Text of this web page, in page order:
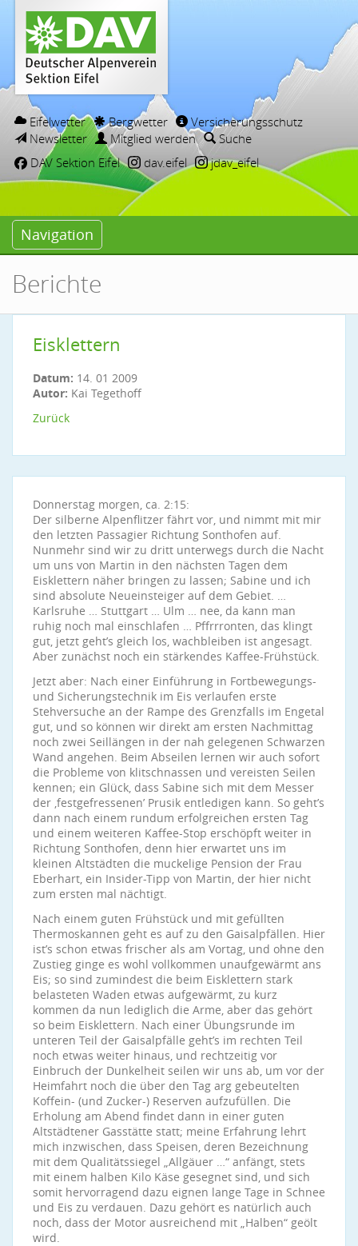
Eifelwetter Bergwetter
Versicherungsschutz
Newsletter
Mitglied werden
Suche
DAV Sektion Eifel
dav.eifel jdav_eifel
Navigation
Berichte
Eisklettern
Datum: 14. 01 2009
Autor: Kai Tegethoff
Zurück
Donnerstag morgen, ca. 2:15:
Der silberne Alpenflitzer fährt vor, und nimmt mit mir
den letzten Passagier Richtung Sonthofen auf.
Nunmehr sind wir zu dritt unterwegs durch die Nacht
um uns von Martin in den nächsten Tagen dem
Eisklettern näher bringen zu lassen; Sabine und ich
sind absolute Neueinsteiger auf dem Gebiet. …
Karlsruhe … Stuttgart … Ulm … nee, da kann man
ruhig noch mal einschlafen … Pffrrronten, das klingt
gut, jetzt geht’s gleich los, wachbleiben ist angesagt.
Aber zunächst noch ein stärkendes Kaffee-Frühstück.
Jetzt aber: Nach einer Einführung in Fortbewegungs-
und Sicherungstechnik im Eis verlaufen erste
Stehversuche an der Rampe des Grenzfalls im Engetal
gut, und so können wir direkt am ersten Nachmittag
noch zwei Seillängen in der nah gelegenen Schwarzen
Wand angehen. Beim Abseilen lernen wir auch sofort
die Probleme von klitschnassen und vereisten Seilen
kennen; ein Glück, dass Sabine sich mit dem Messer
der ‚festgefressenen’ Prusik entledigen kann. So geht’s
dann nach einem rundum erfolgreichen ersten Tag
und einem weiteren Kaffee-Stop erschöpft weiter in
Richtung Sonthofen, denn hier erwartet uns im
kleinen Altstädten die muckelige Pension der Frau
Eberhart, ein Insider-Tipp von Martin, der hier nicht
zum ersten mal nächtigt.
Nach einem guten Frühstück und mit gefüllten
Thermoskannen geht es auf zu den Gaisalpfällen. Hier
ist’s schon etwas frischer als am Vortag, und ohne den
Zustieg ginge es wohl vollkommen unaufgewärmt ans
Eis; so sind zumindest die beim Eisklettern stark
belasteten Waden etwas aufgewärmt, zu kurz
kommen da nun lediglich die Arme, aber das gehört
so beim Eisklettern. Nach einer Übungsrunde im
unteren Teil der Gaisalpfälle geht’s im rechten Teil
noch etwas weiter hinaus, und rechtzeitig vor
Einbruch der Dunkelheit seilen wir uns ab, um vor der
Heimfahrt noch die über den Tag arg gebeutelten
Koffein- (und Zucker-) Reserven aufzufüllen. Die
Erholung am Abend findet dann in einer guten
Altstädtener Gasstätte statt; meine Erfahrung lehrt
mich inzwischen, dass Speisen, deren Bezeichnung
mit dem Qualitätssiegel „Allgäuer …“ anfängt, stets
mit einem halben Kilo Käse gesegnet sind, und sich
somit hervorragend dazu eignen lange Tage in Schnee
und Eis zu verdauen. Dazu gehört es natürlich auch
noch, dass der Motor ausreichend mit „Halben“ geölt
wird.